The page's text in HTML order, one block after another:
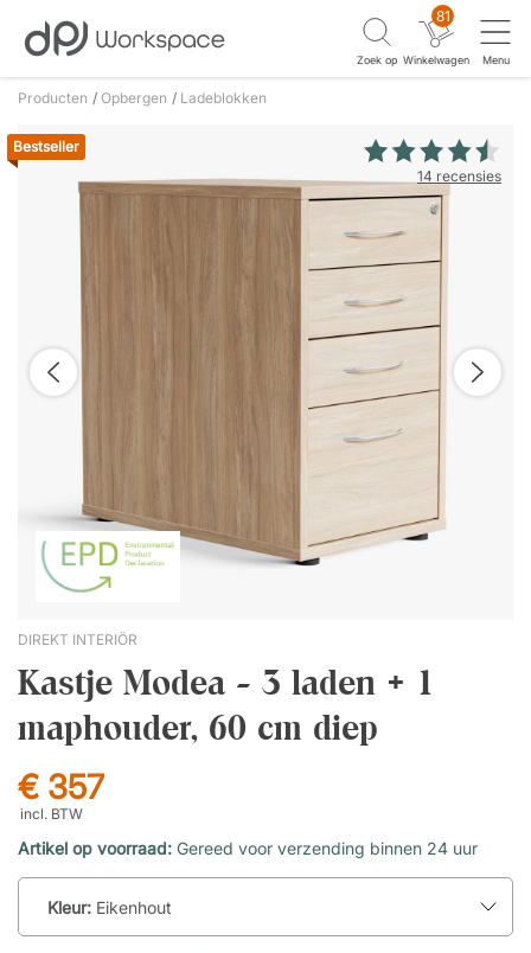
Zoek op
81
Winkelwagen Menu
Producten Opbergen Ladeblokken
14 recensies
Bestseller
DIREKT INTERIÖR
Kastje Modea - 3 laden + 1
maphouder, 60 cm diep
€ 357
incl. BTW
Artikel op voorraad: Gereed voor verzending binnen 24 uur
Kleur: Eikenhout